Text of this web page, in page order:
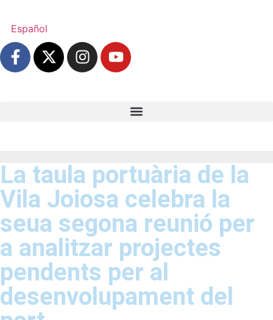
Español
La taula portuària de la
Vila Joiosa celebra la
seua segona reunió per
a analitzar projectes
pendents per al
desenvolupament del